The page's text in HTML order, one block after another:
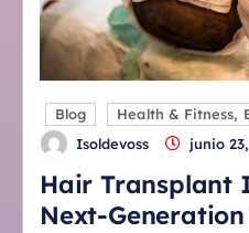
Blog
Health & Fitness,
Isoldevoss
junio
Hair Transplant
Next-